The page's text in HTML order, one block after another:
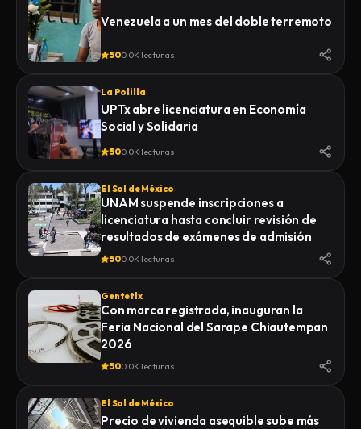
Venezuela a un mes del doble terremoto
500.0K lecturas
La Polilla
UPTx abre licenciatura en Economía
Social y Solidaria
500.0K lecturas
El Sol de México
UNAM suspende inscripciones a
licenciatura hasta concluir revisión de
resultados de exámenes de admisión
500.0K lecturas
Gentetlx
Con marca registrada, inauguran la
Feria Nacional del Sarape Chiautempan
2026
500.0K lecturas
El Sol de México
Precio de vivienda asequible sube más